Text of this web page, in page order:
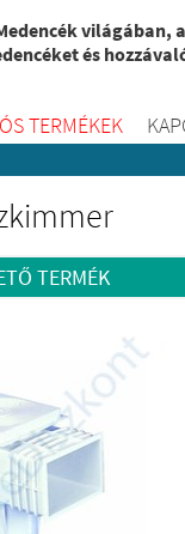
világában,
és
TERMÉKEK
TERMÉK